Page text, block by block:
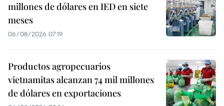
millones de dólares en IED en siete
meses
06/08/2026 07:19
Productos agropecuarios
vietnamitas alcanzan 74 mil millones
de dólares en exportaciones